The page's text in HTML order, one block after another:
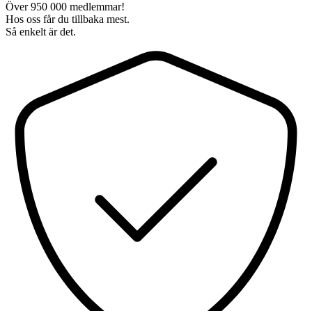
Över 950 000 medlemmar!
Hos oss får du tillbaka mest.
Så enkelt är det.